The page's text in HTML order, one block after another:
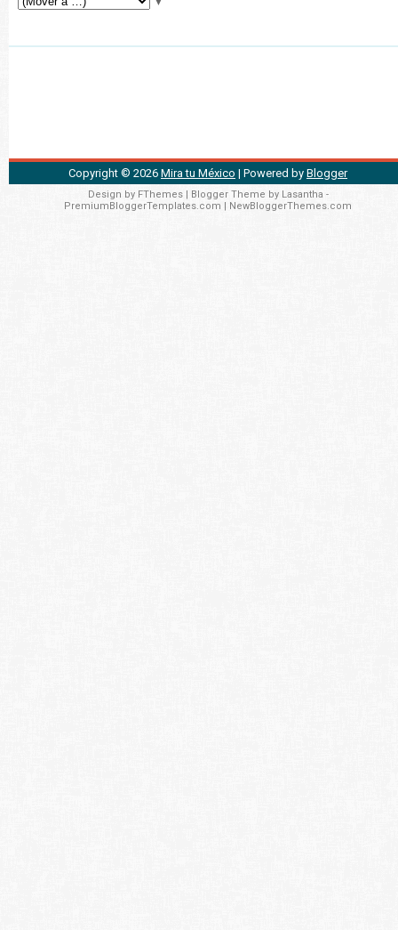
Copyright © 2026 Mira tu México | Powered by Blogger
Design by FThemes| Blogger Theme by Lasantha -
PremiumBloggerTemplates.com
NewBloggerThemes.com